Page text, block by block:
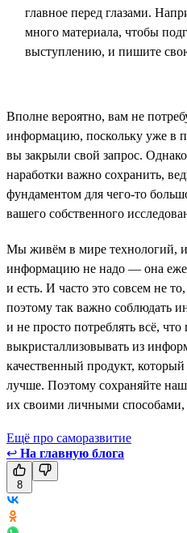
главное перед глазами.
много материала, чтобы
выступлению, и пишите
Вполне вероятно, вам не
информацию, поскольку уже в
вы закрыли свой запрос.
наработки важно сохранить,
фундаментом для чего-то
вашего собственного
Мы живём в мире технологий, и
информацию не надо — она
и есть. И часто это совсем не
поэтому так важно соблюдать
и не просто потреблять всё, что
выкристаллизовывать из
качественный продукт,
лучше. Поэтому сохраняйте
их своими личными
Ещё про саморазвитие
↩ На главную блога
8